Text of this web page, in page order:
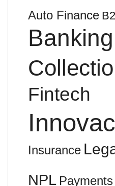
Auto Finance
Banking
Fintech
Insurance
NPL Payments